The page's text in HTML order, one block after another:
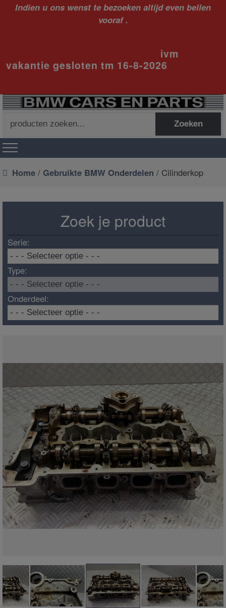
Indien u ons wenst te bezoeken altijd even bellen
vooraf .
ivm
vakantie gesloten tm 16-8-2026
naar:
Zoeken
Home / Gebruikte BMW Onderdelen / Cilinderkop
Zoek je product
Serie:
Type:
Onderdeel: